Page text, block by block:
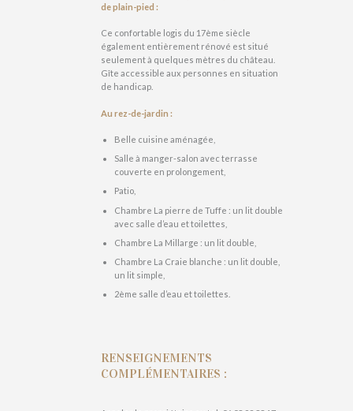
de plain-pied :
Ce confortable logis du 17ème siècle
également entièrement rénové est situé
seulement à quelques mètres du château.
Gîte accessible aux personnes en situation
de handicap.
Au rez-de-jardin :
Belle cuisine aménagée,
Salle à manger-salon avec terrasse
couverte en prolongement,
Patio,
Chambre La pierre de Tuffe : un lit double
avec salle d’eau et toilettes,
Chambre La Millarge : un lit double,
Chambre La Craie blanche : un lit double,
un lit simple,
2ème salle d’eau et toilettes.
RENSEIGNEMENTS
COMPLÉMENTAIRES :